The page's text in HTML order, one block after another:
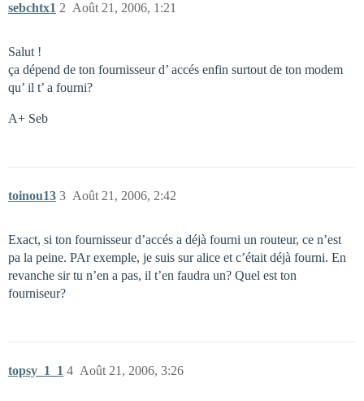
sebchtx1 Août 21, 2006, 1:21
2
Salut !
ça dépend de ton fournisseur d’ accés enfin surtout de ton modem
qu’ il t’ a fourni?
A+ Seb
toinou13 Août 21, 2006, 2:42
3
Exact, si ton fournisseur d’accés a déjà fourni un routeur, ce n’est
pa la peine. PAr exemple, je suis sur alice et c’était déjà fourni. En
revanche sir tu n’en a pas, il t’en faudra un? Quel est ton
fourniseur?
topsy_1_1 Août 21, 2006, 3:26
4